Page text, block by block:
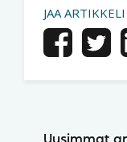
JAA ARTIKKELI